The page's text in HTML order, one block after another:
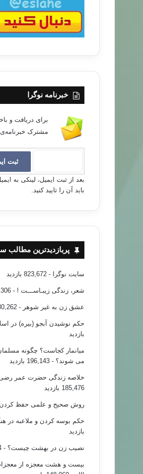
خبرنامه نوگرا
برای دریافت و
مشترک
بعد از ثبت ایمیل، لینکی به
باید آن را تایید کنید.
پربازدیدترین مطالب
سایت نوگرا - 823,672 بازدید
شعر، زندگی زیبـاســـت ! - 485,306 بازدید
عشق زن به غیر شوهر - 280,262 بازدید
حکم نوشیدن آبجو (بیره) در
بازدید
میانمار کجاست؟ چگونه
می شوند؟ - 196,143 بازدید
خلاصه زندگی حضرت عمر رضی
185,476 بازدید
روش صحیح و علمی حفظ کردن
حکم بوسه کردن و ملاعبه در
بازدید
نصیب زن در بهشت چیست؟ - 152,964 بازدید
بیست و هشت معجزه از